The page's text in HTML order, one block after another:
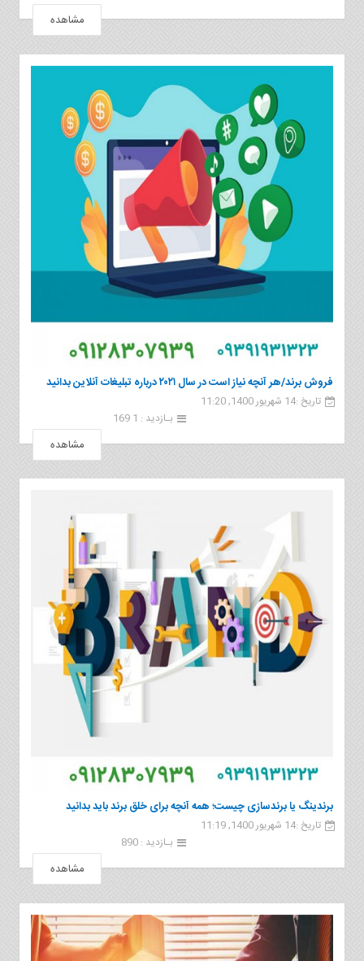
مشاهده
فروش برند/هر آنچه نیاز است در سال ۲۰۲۱ درباره تبلیغات آنلاین بدانید
تاریخ :14 شهریور 1400, 11:20
بـازدید : 1 169
مشاهده
برندینگ یا برندسازی چیست؛ همه آنچه برای خلق برند باید بدانید
تاریخ :14 شهریور 1400, 11:19
بـازدید : 890
مشاهده